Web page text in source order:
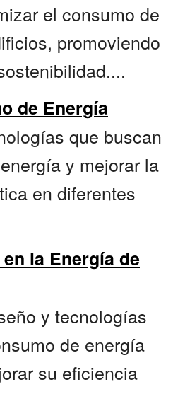
el consumo de
promoviendo
de Energía
que buscan
y mejorar la
en diferentes
la Energía de
y tecnologías
de energía
su eficiencia